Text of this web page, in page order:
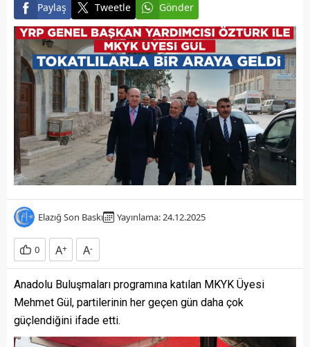
Paylaş Tweetle Gönder
Elazığ Son Baskı Yayınlama: 24.12.2025
0 A+ A-
Anadolu Buluşmaları programına katılan MKYK Üyesi
Mehmet Gül, partilerinin her geçen gün daha çok
güçlendiğini ifade etti.